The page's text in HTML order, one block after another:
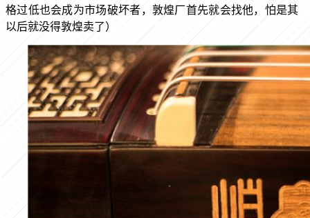
格过低也会成为市场破坏者，敦煌厂首先就会找他，怕是其
以后就没得敦煌卖了）